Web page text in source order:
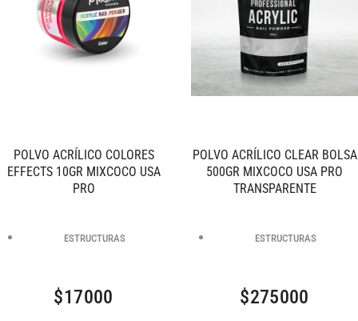
POLVO ACRÍLICO COLORES
EFFECTS 10GR MIXCOCO USA
PRO
ESTRUCTURAS
$17000
POLVO ACRÍLICO CLEAR BOLSA
500GR MIXCOCO USA PRO
TRANSPARENTE
ESTRUCTURAS
$275000